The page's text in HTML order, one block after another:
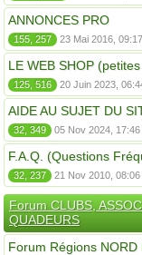
ANNONCES PRO
155, 257 23 Mai 2016, 09:17
LE WEB SHOP
125, 516 20 Juin 2023,
AIDE AU SUJET DU
32, 349 05 Nov 2024, 17:46
F.A.Q. (Questions
32, 237 21 Nov 2010, 08:06
Forum CLUBS,
QUADEURS
Forum Régions NORD